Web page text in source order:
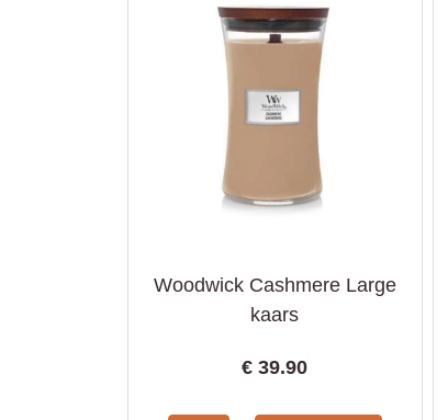
Woodwick Cashmere Large
kaars
€39.90